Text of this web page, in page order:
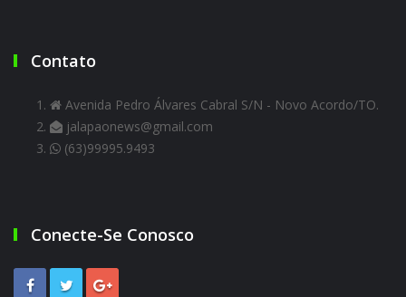
Contato
Avenida Pedro Álvares Cabral S/N - Novo Acordo/TO.
jalapaonews@gmail.com
(63)99995.9493
Conecte-Se Conosco